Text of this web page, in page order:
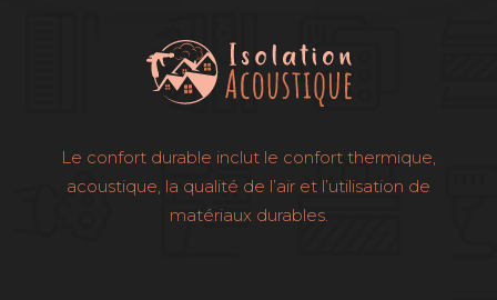
Le confort durable inclut le confort thermique,
acoustique, la qualité de l’air et l’utilisation de
matériaux durables.